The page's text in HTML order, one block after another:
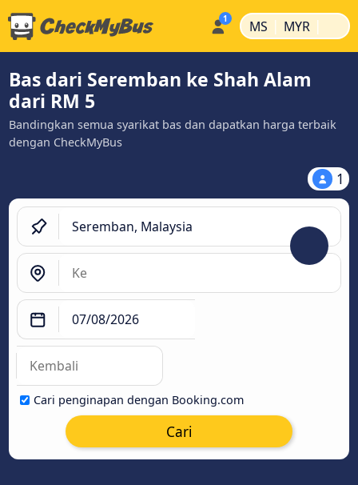
MS | MYR |
Bas dari Seremban ke Shah Alam
dari RM 5
Bandingkan semua syarikat bas dan dapatkan harga terbaik
dengan CheckMyBus
1
Cari penginapan dengan Booking.com
Cari